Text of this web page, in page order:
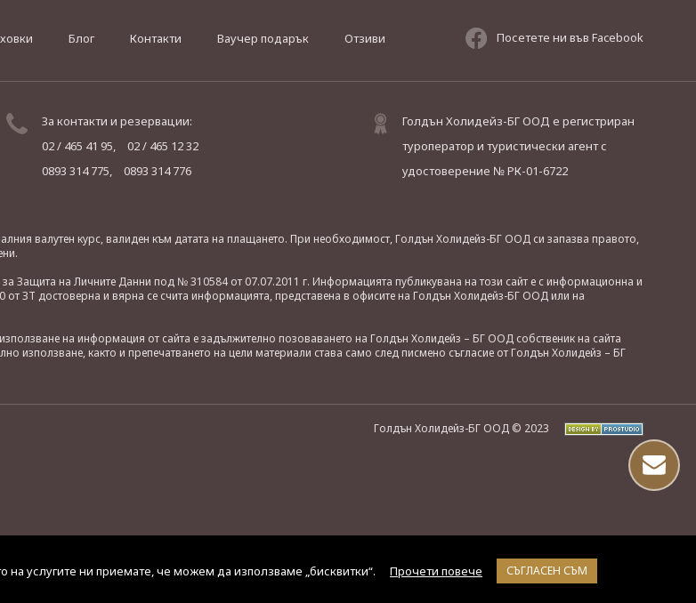
Блог Контакти Ваучер подарък Отзиви Посетете ни във Facebook
За контакти и резервации:
02 / 465 41 95,
02 / 465 12 32
0893 314 775,
0893 314 776
Голдън Холидейз-БГ ООД е регистриран
туроператор и туристически агент с
удостоверение № РК-01-6722
валутен курс, валиден към датата на плащането. При необходимост, Голдън Холидейз-БГ ООД си запазва правото,
Защита на Личните Данни под № 310584 от 07.07.2011 г. Информацията публикувана на този сайт е с информационна и
ЗТ достоверна и вярна се счита информацията, представена в офисите на Голдън Холидейз-БГ ООД или на
на информация от сайта е задължително позоваването на Голдън Холидейз – БГ ООД собственик на сайта
както и препечатването на цели материали става само след писмено съгласие от Голдън Холидейз – БГ
Голдън Холидейз-БГ ООД © 2023
на услугите ни приемате, че можем да използваме „бисквитки“. Прочети повече СЪГЛАСЕН СЪМ